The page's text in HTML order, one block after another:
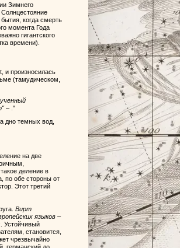
Зимнего
когда смерть
момента Года
гигантского
времени).
и произносилась
(тамудическом,
– ."
дно темных вод,
на две
деление в
по обе стороны от
Этот третий
Вирт
языков –
Устойчивый
становится,
чрезвычайно